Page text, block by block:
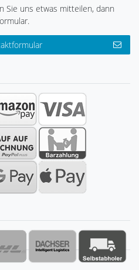
Sie uns etwas mitteilen, dann